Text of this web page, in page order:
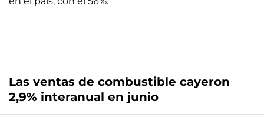
Las ventas de combustible cayeron
2,9% interanual en junio